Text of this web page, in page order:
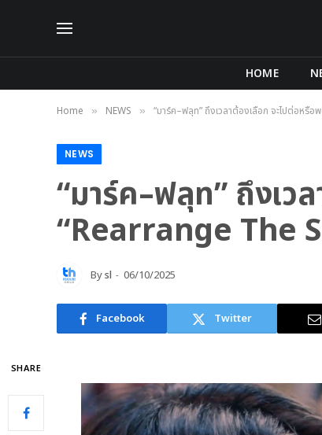
HOME
Home » NEWS » “มาร์ค–ฟลุท” ถึงเวลาต้องเลือก จะไปต่อหรื
NEWS
“มาร์ค–ฟลุท” ถึงเว
“Rearrange The
Bysl 06/10/2025
Facebook Twitter
SHARE